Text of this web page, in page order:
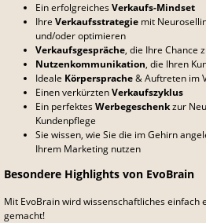
Ein erfolgreichesVerkaufs-Mindset
Ihre Verkaufsstrategie mit
und/oder optimieren
Verkaufsgespräche, die Ihre Chance
Nutzenkommunikation, die Ihren
Ideale Körpersprache& Auftreten im
Einen verkürztenVerkaufszyklus
Ein perfektesWerbegeschenkzur
Kundenpflege
Sie wissen, wie Sie die im Gehirn
Ihrem Marketing nutzen
Besondere Highlights von EvoBrain
Mit EvoBrain wird wissenschaftliches
gemacht!